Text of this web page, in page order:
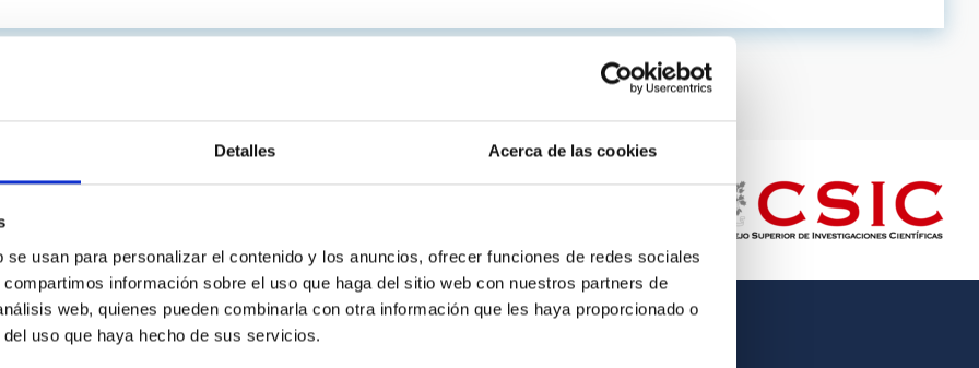
Detalles Acerca de las cookies
usan para personalizar el contenido y los anuncios, ofrecer funciones de redes sociales
información sobre el uso que haga del sitio web con nuestros partners de
web, quienes pueden combinarla con otra información que les haya proporcionado o
uso que haya hecho de sus servicios.
IAC PORTAL